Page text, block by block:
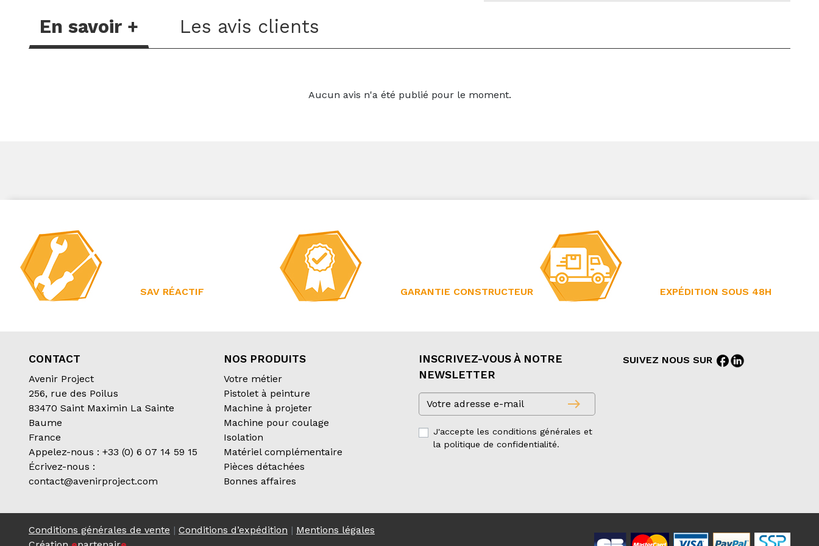
En savoir + Les avis clients
Aucun avis n'a été publié pour le moment.
SAV RÉACTIF GARANTIE CONSTRUCTEUR EXPÉDITION SOUS 48H
CONTACT
Avenir Project
256, rue des Poilus
83470 Saint Maximin La Sainte
Baume
France
Appelez-nous : +33 (0) 6 07 14 59 15
Écrivez-nous :
contact@avenirproject.com
NOS PRODUITS
Votre métier
Pistolet à peinture
Machine à projeter
Machine pour coulage
Isolation
Matériel complémentaire
Pièces détachées
Bonnes affaires
INSCRIVEZ-VOUS À NOTRE
NEWSLETTER
east
J'accepte les conditions générales et
la politique de confidentialité.
SUIVEZ NOUS SUR facebook
Conditions générales de vente | Conditions d’expédition | Mentions légales